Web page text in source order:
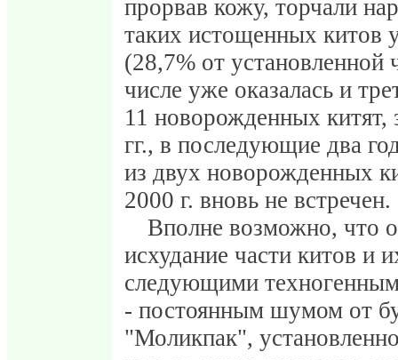
прорвав кожу, торчали
таких истощенных китов
(28,7% от установленной
числе уже оказалась и
11 новорожденных
гг., в последующие два
из двух новорожденных
2000 г. вновь не встречен.
Вполне возможно, что
исхудание части китов и
следующими
- постоянным шумом от
"Моликпак",